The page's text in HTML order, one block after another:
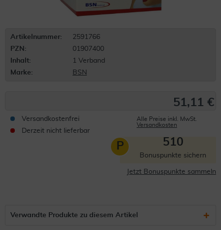
Artikelnummer:
2591766
PZN:
01907400
Inhalt:
1 Verband
Marke:
BSN
51,11 €
Versandkostenfrei
Derzeit nicht lieferbar
Alle Preise inkl. MwSt.
Versandkosten
P 510
Bonuspunkte sichern
Jetzt Bonuspunkte sammeln
Verwandte Produkte zu diesem Artikel